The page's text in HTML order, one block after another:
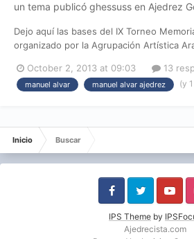
un tema publicó ghessuss en Ajedrez
Dejo aquí las bases del IX Torneo
organizado por la Agrupación Artística
Artística Aragonesa de Zaragoza, sala
Lagasca, 21-23 por sistema copa, es
October 2, 2013 at 09:03 13
manuel alvar manuel alvar ajedrez (y
Inicio Buscar
IPS Theme by
FacebookTwitter Youtube
Ajedrecista.com